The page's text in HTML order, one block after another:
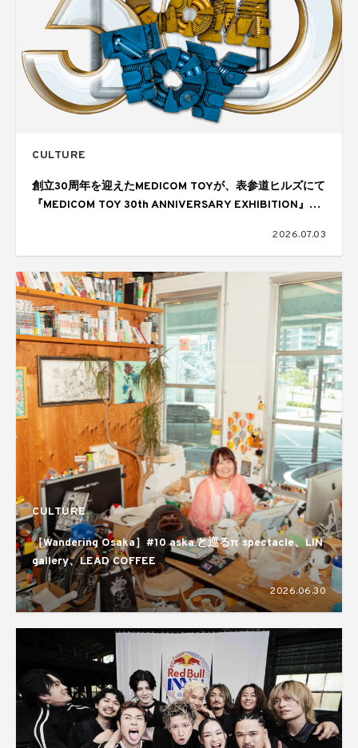
CULTURE
創立30周年を迎えたMEDICOM TOYが、表参道ヒルズにて
『MEDICOM TOY 30th ANNIVERSARY EXHIBITION』を
2026.07.03
CULTURE
［Wandering Osaka］#10 aska.と巡るπ spectacle、LIN
gallery、LEAD COFFEE
2026.06.30